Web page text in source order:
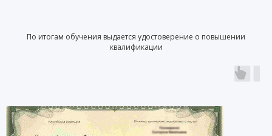
По итогам обучения выдается удостоверение о повышении
квалификации